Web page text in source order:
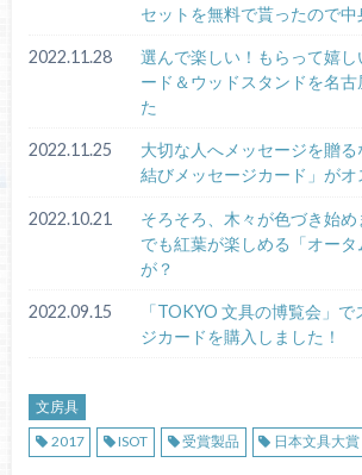
セットを無料で貰ったので中
2022.11.28
選んで楽しい！もらって嬉し
ード＆ウッドスタンドを名
た
2022.11.25
大切な人へメッセージを贈
結びメッセージカード」がオ
2022.10.21
そろそろ、木々が色づき始
でも紅葉が楽しめる「オー
が？
2022.09.15
「TOKYO 文具の博覧会」
ジカードを購入しました！
文房具
2017
ISOT 受賞製品 日本文具大賞